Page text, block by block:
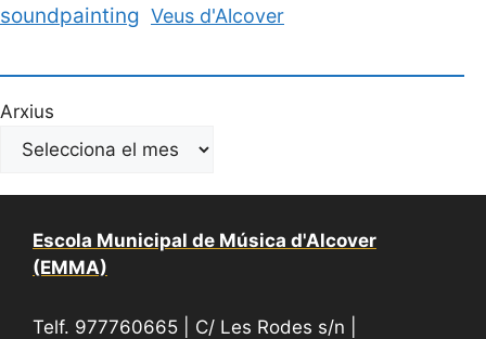
soundpainting Veus d'Alcover
Arxius
Escola Municipal de Música d'Alcover
(EMMA)
Telf. 977760665 | C/ Les Rodes s/n |